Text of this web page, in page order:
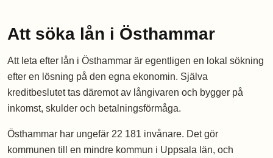
Att söka lån i Östhammar
Att leta efter lån i Östhammar är egentligen en lokal sökning
efter en lösning på den egna ekonomin. Själva
kreditbeslutet tas däremot av långivaren och bygger på
inkomst, skulder och betalningsförmåga.
Östhammar har ungefär 22 181 invånare. Det gör
kommunen till en mindre kommun i Uppsala län, och